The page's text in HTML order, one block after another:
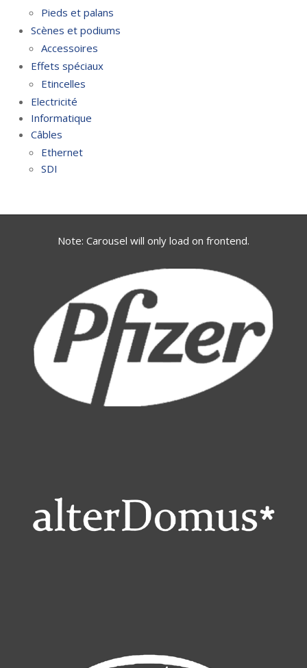
Pieds et palans
Scènes et podiums
Accessoires
Effets spéciaux
Etincelles
Electricité
Informatique
Câbles
Ethernet
SDI
Note: Carousel will only load on frontend.